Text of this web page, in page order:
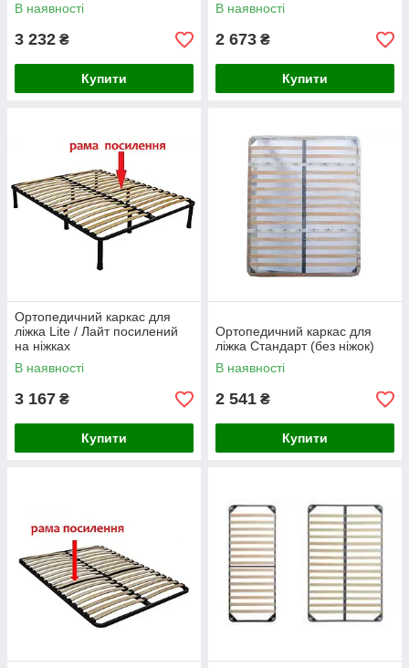
В наявності
3 232 ₴
Купити
В наявності
2 673 ₴
Купити
Ортопедичний каркас для
ліжка Lite / Лайт посилений
на ніжках
В наявності
3 167 ₴
Купити
Ортопедичний каркас для
ліжка Стандарт (без ніжок)
В наявності
2 541 ₴
Купити